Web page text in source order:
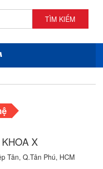
TÌM KIẾM
X
Tân, Q.Tân Phú, HCM